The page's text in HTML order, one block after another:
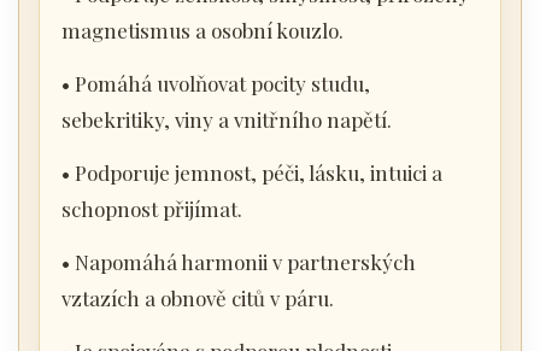
magnetismus a osobní kouzlo.
• Pomáhá uvolňovat pocity studu,
sebekritiky, viny a vnitřního napětí.
• Podporuje jemnost, péči, lásku, intuici a
schopnost přijímat.
• Napomáhá harmonii v partnerských
vztazích a obnově citů v páru.